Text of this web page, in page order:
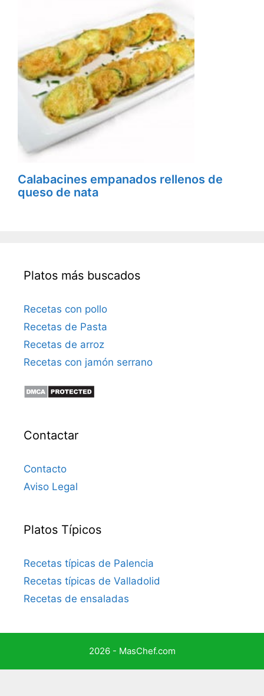
Calabacines empanados rellenos de
queso de nata
Platos más buscados
Recetas con pollo
Recetas de Pasta
Recetas de arroz
Recetas con jamón serrano
Contactar
Contacto
Aviso Legal
Platos Típicos
Recetas típicas de Palencia
Recetas típicas de Valladolid
Recetas de ensaladas
2026 - MasChef.com